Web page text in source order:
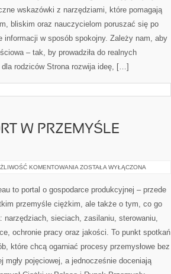
wskazówki z narzędziami, które pomagają
bliskim oraz nauczycielom poruszać się po
informacji w sposób spokojny. Zależy nam, aby
– tak, by prowadziła do realnych
dla rodziców Strona rozwija ideę, […]
W PRZEMYŚLE
KOMENTOWANIA LOGISTYKA
PRZEMYŚLE
ZOSTAŁA WYŁĄCZONA
to portal o gospodarce produkcyjnej – przede
przemyśle ciężkim, ale także o tym, co go
narzędziach, sieciach, zasilaniu, sterowaniu,
ochronie pracy oraz jakości. To punkt spotkań
które chcą ogarniać procesy przemysłowe bez
mgły pojęciowej, a jednocześnie doceniają